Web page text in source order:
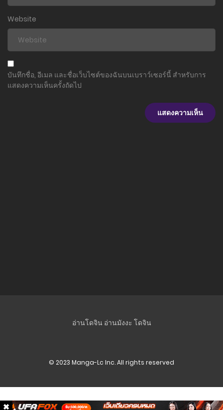
17 มกราคม 2023
ตอนที่ 3.3
17 มกราคม 2023
ตอนที่ 3.2
17 มกราคม 2023
Website
บันทึกชื่อ, อีเมล และชื่อเว็บไซต์ของฉันบนเบราว์เซอร์นี้ สำหรับการ
แสดงความเห็นครั้งถัดไป
อ่านโดจิน อ่านมังงะ โดจิน
© 2023 Manga-Lc Inc. All rights reserved